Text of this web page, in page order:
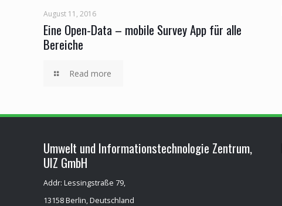
August 11, 2016
Eine Open-Data – mobile Survey App für alle
Bereiche
Read more
Umwelt und Informationstechnologie Zentrum,
UIZ GmbH
Addr: Lessingstraße 79,
13158 Berlin, Deutschland